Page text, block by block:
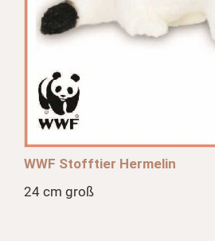
WWF Stofftier Hermelin
24 cm groß